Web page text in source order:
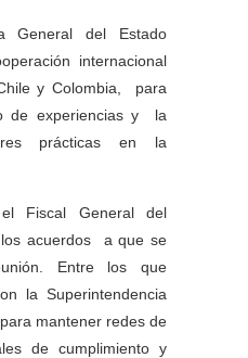
General del Estado
internacional
y Colombia, para
de experiencias y la
prácticas en la
Fiscal General del
acuerdos a que se
Entre los que
la Superintendencia
mantener redes de
de cumplimiento y